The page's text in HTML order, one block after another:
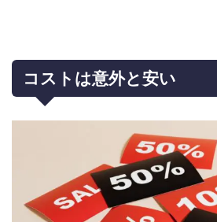
コストは意外と安い